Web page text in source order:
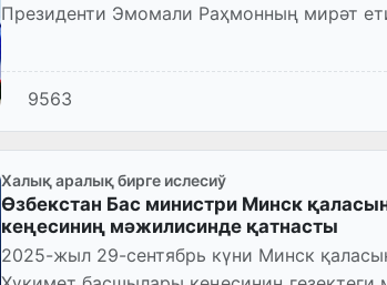
Президенти Эмомали Раҳмонның мирәт
9563
Халық аралық бирге ислесиў
Өзбекстан Бас министри Минск
кеңесиниң мәжилисинде қатнасты
2025-жыл 29-сентябрь күни Минск